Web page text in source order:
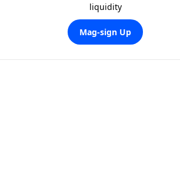
liquidity
Mag-sign Up